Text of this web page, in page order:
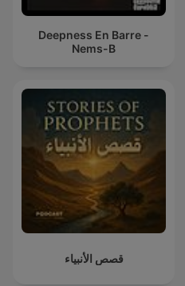
Deepness En Barre -
Nems-B
قصص الأنبياء